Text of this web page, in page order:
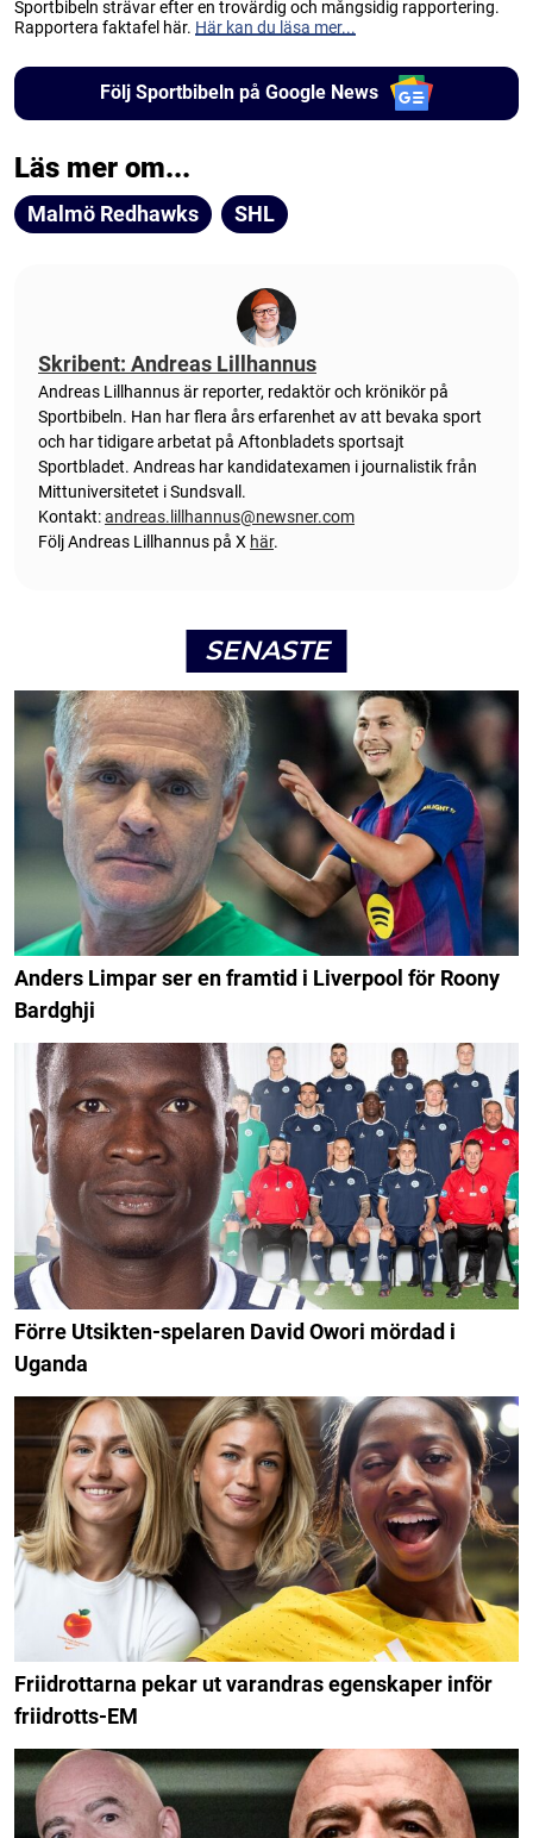
Sportbibeln strävar efter en trovärdig och mångsidig rapportering.
Rapportera faktafel här. Här kan du läsa mer...
Följ Sportbibeln på Google News
Läs mer om...
Malmö Redhawks SHL
Skribent: Andreas Lillhannus
Andreas Lillhannus är reporter, redaktör och krönikör på
Sportbibeln. Han har flera års erfarenhet av att bevaka sport
och har tidigare arbetat på Aftonbladets sportsajt
Sportbladet. Andreas har kandidatexamen i journalistik från
Mittuniversitetet i Sundsvall.
Kontakt:andreas.lillhannus@newsner.com
Följ Andreas Lillhannus på X här.
SENASTE
Anders Limpar ser en framtid i Liverpool för Roony
Bardghji
Förre Utsikten-spelaren David Owori mördad i
Uganda
Friidrottarna pekar ut varandras egenskaper inför
friidrotts-EM